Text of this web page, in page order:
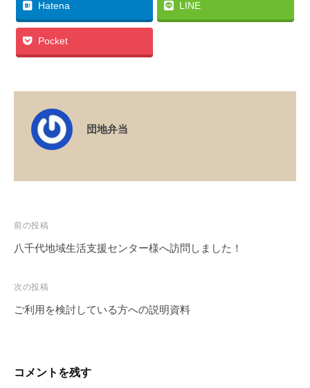
Hatena LINE
Pocket
団地弁当
投
稿
ビ
ゲ
前の投稿
八千代地域生活支援センター様へ訪問しました！
次の投稿
ご利用を検討している方への説明資料
コメントを残す